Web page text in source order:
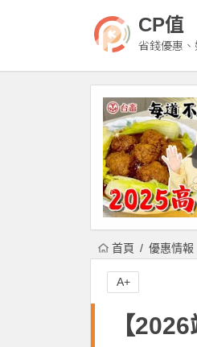
CP值
省錢優惠
首頁 優惠情報
【
A+